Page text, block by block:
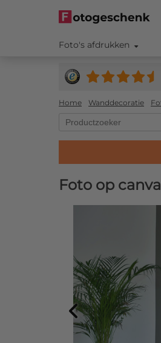
Foto's afdrukken
Home Wanddecoratie
Foto op